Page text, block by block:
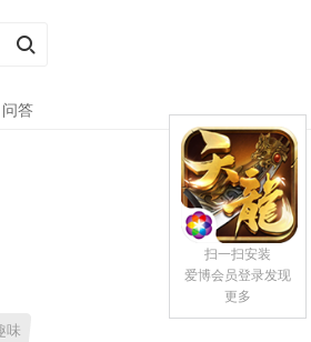
问答
味
扫一扫安装
爱博会员登录发现
更多